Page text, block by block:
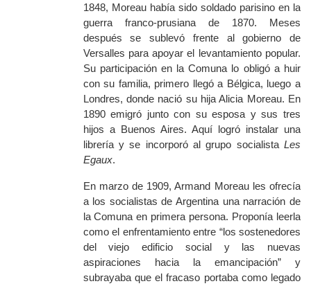
1848, Moreau había sido soldado parisino en la
guerra franco-prusiana de 1870. Meses
después se sublevó frente al gobierno de
Versalles para apoyar el levantamiento popular.
Su participación en la Comuna lo obligó a huir
con su familia, primero llegó a Bélgica, luego a
Londres, donde nació su hijaAlicia Moreau. En
1890 emigró junto con su esposa y sus tres
hijos a Buenos Aires. Aquí logró instalar una
librería y se incorporó al grupo socialista Les
Egaux.
En marzo de 1909, Armand Moreau les ofrecía
a los socialistas de Argentina una narración de
la Comuna en primera persona. Proponía leerla
como el enfrentamiento entre “los sostenedores
del viejo edificio social y las nuevas
aspiraciones hacia la emancipación” y
subrayaba que el fracaso portaba como legado